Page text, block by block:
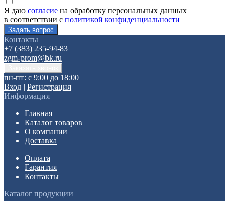
Я даю согласие на обработку персональных данных
в соответствии с политикой конфиденциальности
Контакты
+7 (383) 235-94-83
zgm-prom@bk.ru
пн-пт: с 9:00 до 18:00
Вход | Регистрация
Информация
Главная
Каталог товаров
О компании
Доставка
Оплата
Гарантия
Контакты
Каталог продукции